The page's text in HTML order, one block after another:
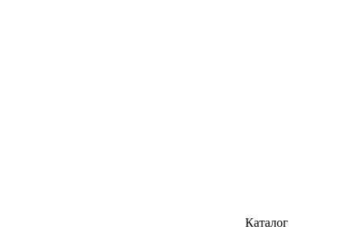
Каталог